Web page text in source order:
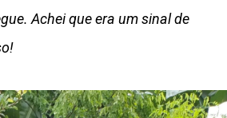
Achei que era um sinal de